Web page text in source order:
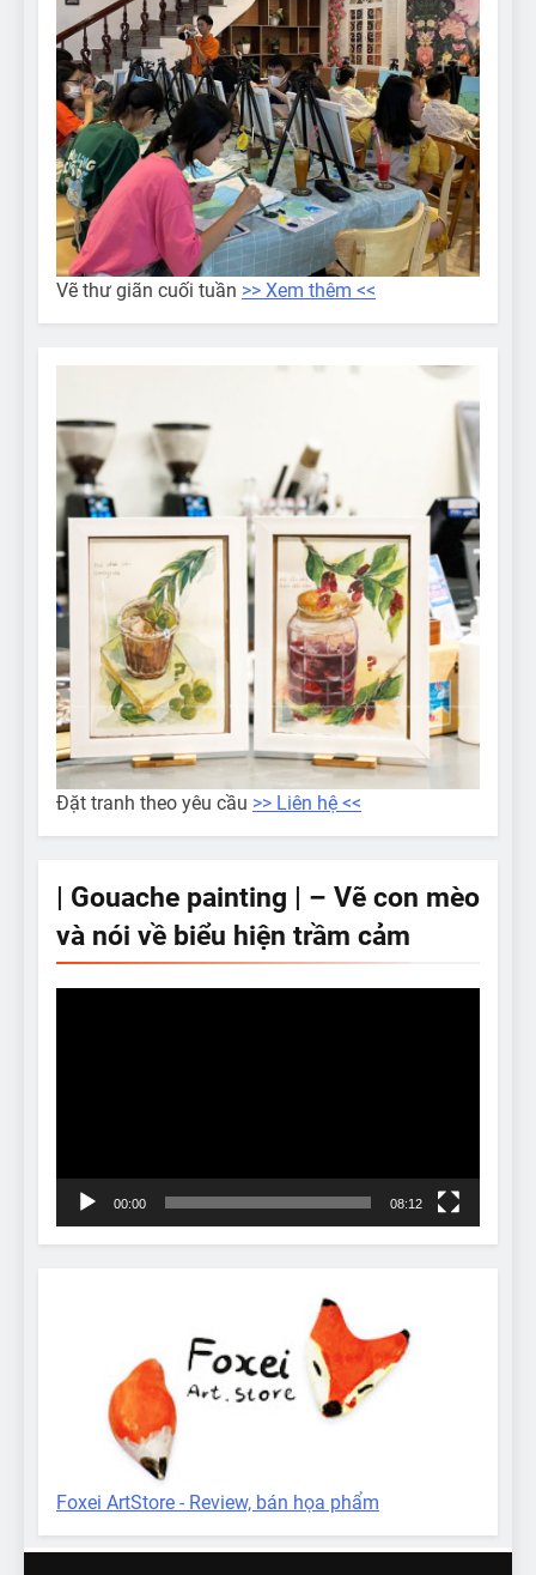
Vẽ thư giãn cuối tuần >> Xem thêm <<
Đặt tranh theo yêu cầu >> Liên hệ <<
| Gouache painting | – Vẽ con mèo
và nói về biểu hiện trầm cảm
00:00 08:12
Foxei ArtStore - Review, bán họa phẩm